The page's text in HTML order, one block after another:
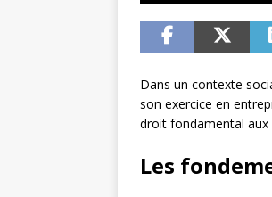
Dans un contexte
son exercice en
droit fondamental
Les